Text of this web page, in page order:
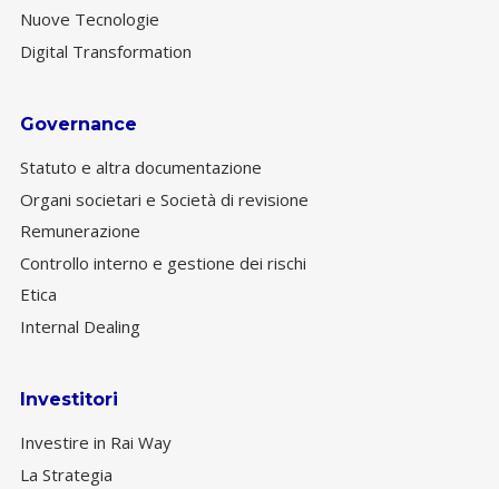
Nuove Tecnologie
Digital Transformation
Governance
Statuto e altra documentazione
Organi societari e Società di revisione
Remunerazione
Controllo interno e gestione dei rischi
Etica
Internal Dealing
Investitori
Investire in Rai Way
La Strategia